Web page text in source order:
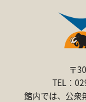
〒
TEL：
館内では、公衆